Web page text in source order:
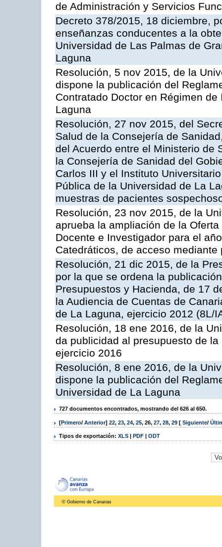
de Administración y Servicios
Decreto 378/2015, 18 diciembre,
enseñanzas conducentes a la
Universidad de Las Palmas de
Laguna
Resolución, 5 nov 2015, de la
dispone la publicación del
Contratado Doctor en Régimen
Laguna
Resolución, 27 nov 2015, del
Salud de la Consejería de
del Acuerdo entre el Ministerio de
la Consejería de Sanidad del
Carlos III y el Instituto
Pública de la Universidad de La
muestras de pacientes
Resolución, 23 nov 2015, de la
aprueba la ampliación de la
Docente e Investigador para el
Catedráticos, de acceso mediante
Resolución, 21 dic 2015, de la
por la que se ordena la
Presupuestos y Hacienda, de 17
la Audiencia de Cuentas de
de La Laguna, ejercicio 2012 (8L/
Resolución, 18 ene 2016, de la
da publicidad al presupuesto de
ejercicio 2016
Resolución, 8 ene 2016, de la
dispone la publicación del
Universidad de La Laguna
727 documentos encontrados, mostrando del 626 al 650.
[Primero/ Anterior] 22, 23, 24, 25, 26, 27, 28, 29 [ Siguiente/
Tipos de exportación: XLS | PDF | ODT
© Gobierno de Canarias